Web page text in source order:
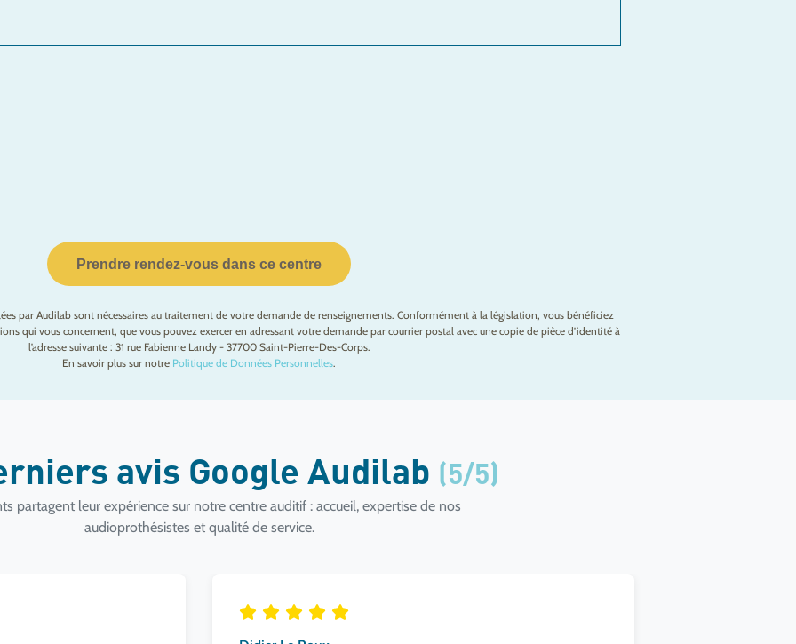
Prendre rendez-vous dans ce centre
par Audilab sont nécessaires au traitement de votre demande de renseignements. Conformément à la législation, vous bénéficiez
qui vous concernent, que vous pouvez exercer en adressant votre demande par courrier postal avec une copie de pièce d’identité à
l’adresse suivante : 31 rue Fabienne Landy - 37700 Saint-Pierre-Des-Corps.
En savoir plus sur notre Politique de Données Personnelles.
avis Google Audilab (5/5)
partagent leur expérience sur notre centre auditif : accueil, expertise de nos
audioprothésistes et qualité de service.